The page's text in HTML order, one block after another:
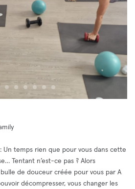
Un temps rien que pour vous dans cette
Tentant n’est-ce pas ? Alors
de douceur créée pour vous par A
décompresser, vous changer les